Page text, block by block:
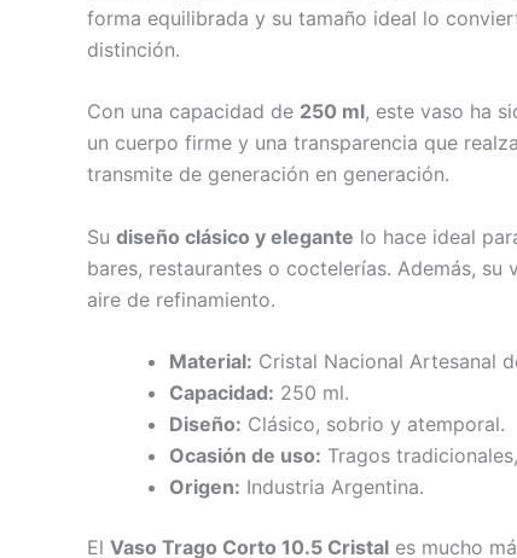
forma equilibrada y su tamaño ideal lo
distinción.
Con una capacidad de 250 ml, este vaso ha
un cuerpo firme y una transparencia que
transmite de generación en generación.
Su diseño clásico y elegante lo hace ideal
bares, restaurantes o coctelerías. Además,
aire de refinamiento.
Material: Cristal Nacional Artesanal
Capacidad: 250 ml.
Diseño: Clásico, sobrio y atemporal.
Ocasión de uso: Tragos
Origen: Industria Argentina.
El Vaso Trago Corto 10.5 Cristal es mucho